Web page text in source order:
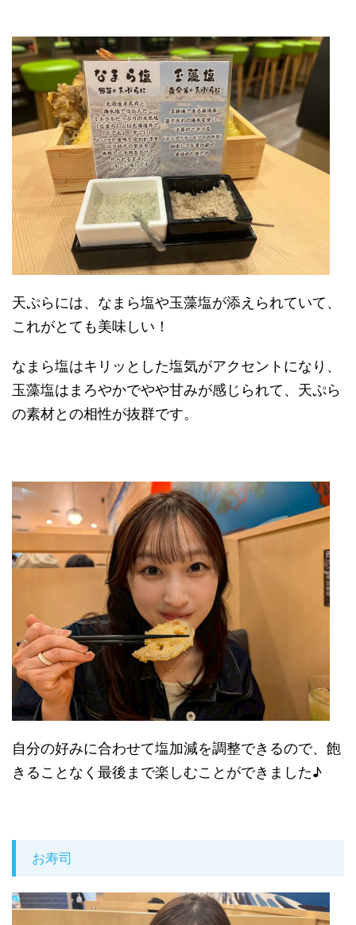
天ぷらには、なまら塩や玉藻塩が添えられていて、
これがとても美味しい！
なまら塩はキリッとした塩気がアクセントになり、
玉藻塩はまろやかでやや甘みが感じられて、天ぷら
の素材との相性が抜群です。
自分の好みに合わせて塩加減を調整できるので、飽
きることなく最後まで楽しむことができました♪
お寿司